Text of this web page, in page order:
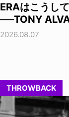
ERAはこうし
──TONY
2026.08.07
THROWBACK